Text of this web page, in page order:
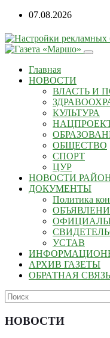
07.08.2026
Главная
НОВОСТИ
ВЛАСТЬ И
КУЛЬТУРА
ОБЩЕСТВО
СПОРТ
ЦУР
НОВОСТИ
ДОКУМЕНТЫ
Политика
УСТАВ
АРХИВ ГАЗЕТЫ
ОБРАТНАЯ СВЯЗЬ
НОВОСТИ